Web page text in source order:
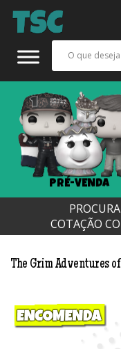
PRÉ-VENDA
COTAÇÃO
The Grim Adventures